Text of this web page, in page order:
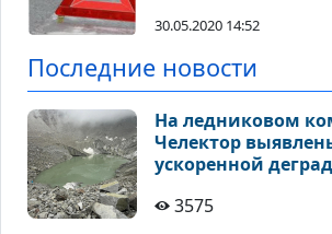
30.05.2020 14:52
Последние новости
На ледниковом
Челектор
ускоренной
3575